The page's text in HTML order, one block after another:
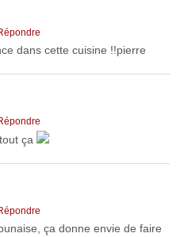
dans cette cuisine !!pierre
ça
ça donne envie de faire